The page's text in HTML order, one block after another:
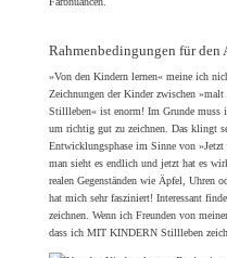
Rahmenbedingungen für den
»Von den Kindern lernen« meine ich
Zeichnungen der Kinder zwischen »malt
Stillleben« ist enorm! Im Grunde muss
um richtig gut zu zeichnen. Das klingt
Entwicklungsphase im Sinne von
man sieht es endlich und jetzt hat es
realen Gegenständen wie Äpfel, Uhren
hat mich sehr fasziniert! Interessant
zeichnen. Wenn ich Freunden von
dass ich MIT KINDERN Stillleben